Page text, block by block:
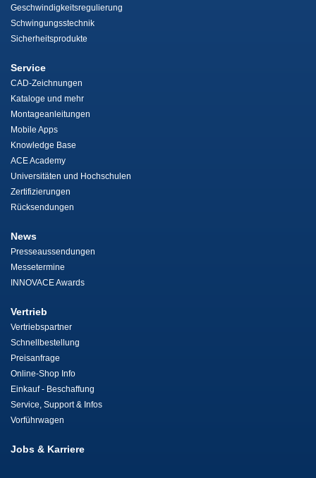
Geschwindigkeitsregulierung
Schwingungsstechnik
Sicherheitsprodukte
Service
CAD-Zeichnungen
Kataloge und mehr
Montageanleitungen
Mobile Apps
Knowledge Base
ACE Academy
Universitäten und Hochschulen
Zertifizierungen
Rücksendungen
News
Presseaussendungen
Messetermine
INNOVACE Awards
Vertrieb
Vertriebspartner
Schnellbestellung
Preisanfrage
Online-Shop Info
Einkauf - Beschaffung
Service, Support & Infos
Vorführwagen
Jobs & Karriere